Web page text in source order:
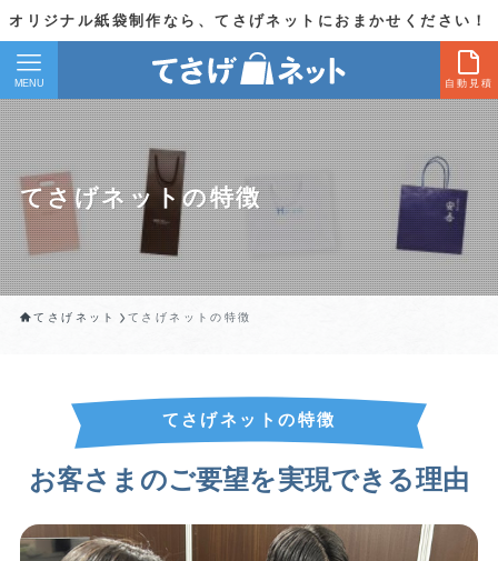
オリジナル紙袋制作なら、てさげネットにおまかせください！
自動見積
MENU
てさげネットの特徴
てさげネット てさげネットの特徴
てさげネットの特徴
お客さまのご要望を実現できる理由